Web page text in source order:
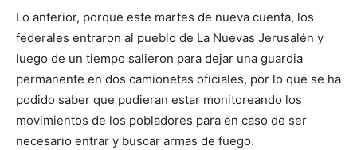
Lo anterior, porque este martes de nueva cuenta, los
federales entraron al pueblo de La Nuevas Jerusalén y
luego de un tiempo salieron para dejar una guardia
permanente en dos camionetas oficiales, por lo que se ha
podido saber que pudieran estar monitoreando los
movimientos de los pobladores para en caso de ser
necesario entrar y buscar armas de fuego.